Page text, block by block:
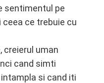
sentimentul pe
ce trebuie cu
uman
cand simti
si cand iti